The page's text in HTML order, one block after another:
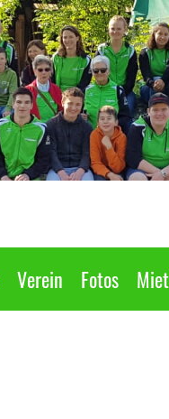
Verein Fotos